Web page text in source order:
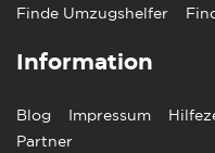
Finde Umzugshelfer
Information
Blog Impressum
Partner